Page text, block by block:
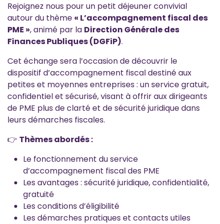
Rejoignez nous pour un petit déjeuner convivial
autour du thème « L’accompagnement fiscal des
PME », animé par la Direction Générale des
Finances Publiques (DGFiP).
Cet échange sera l’occasion de découvrir le
dispositif d’accompagnement fiscal destiné aux
petites et moyennes entreprises : un service gratuit,
confidentiel et sécurisé, visant à offrir aux dirigeants
de PME plus de clarté et de sécurité juridique dans
leurs démarches fiscales.
👉 Thèmes abordés :
Le fonctionnement du service
d’accompagnement fiscal des PME
Les avantages : sécurité juridique, confidentialité,
gratuité
Les conditions d’éligibilité
Les démarches pratiques et contacts utiles